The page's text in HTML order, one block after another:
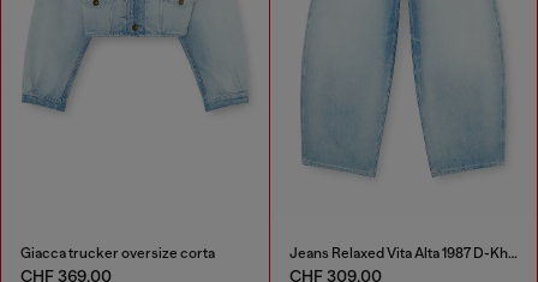
Giacca trucker oversize corta
CHF 369,00
Jeans Relaxed Vita Alta 1987 D-Khelz
CHF 309,00